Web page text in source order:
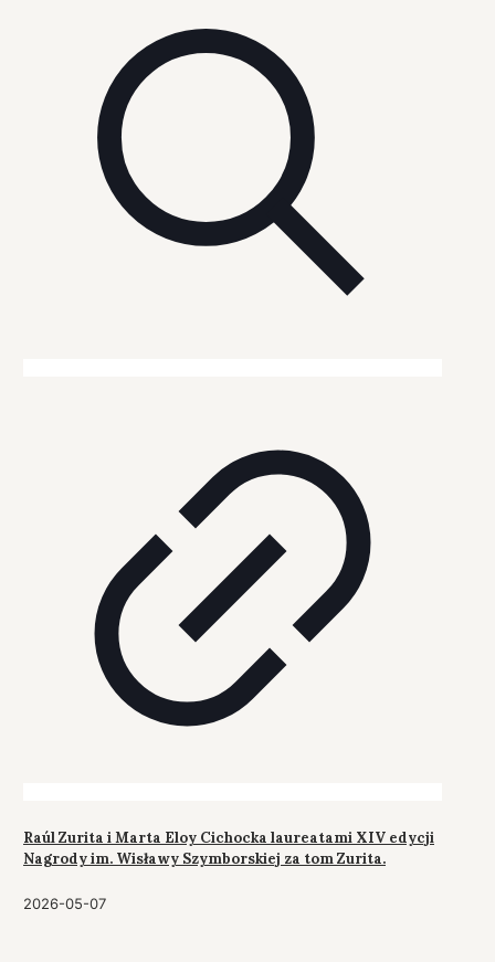
Raúl Zurita i Marta Eloy Cichocka laureatami XIV edycji
Nagrody im. Wisławy Szymborskiej za tom Zurita.
2026-05-07